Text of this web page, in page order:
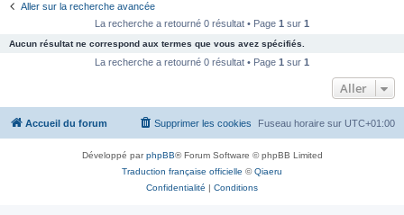
c
e
Aller sur la recherche avancée
La recherche a retourné 0 résultat • Page 1 sur 1
Aucun résultat ne correspond aux termes que vous avez spécifiés.
La recherche a retourné 0 résultat • Page 1 sur 1
Aller
Accueil du forum Fuseau horaire sur UTC+01:00
Supprimer les cookies
Développé parphpBB® Forum Software © phpBB Limited
Traduction française officielle ©Qiaeru
Confidentialité | Conditions